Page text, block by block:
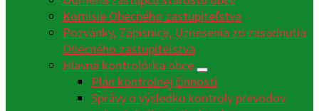
Komisie Obecného zastupiteľstva
Pozvánky, Zápisnice, Uznesenia zo zasadnutia
Obecného zastupiteľstva
Hlavná kontrolórka obce
Plán kontrolnej činnosti
Správy o výsledku kontroly prevodov